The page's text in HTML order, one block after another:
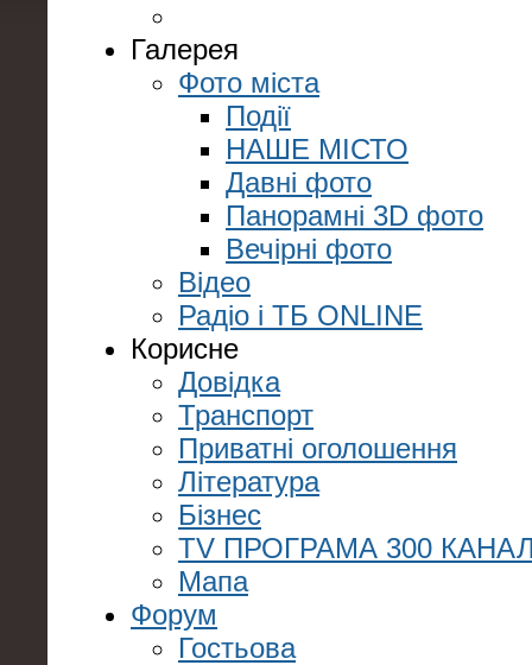
Галерея
Фото міста
Події
НАШЕ МІСТО
Давні фото
Панорамні 3D фото
Вечірні фото
Відео
Радіо і ТБ ONLINE
Корисне
Довідка
Транспорт
Приватні оголошення
Література
Бізнес
TV ПРОГРАМА 300
Мапа
Форум
Гостьова